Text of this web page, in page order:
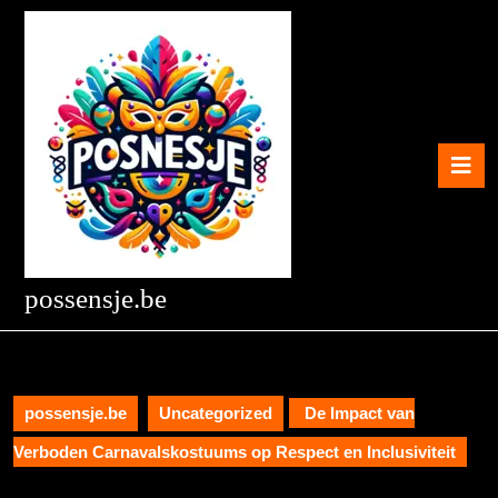
Skip
possensje.be
possensje.be Uncategorized De Impact van
Verboden Carnavalskostuums op Respect en Inclusiviteit